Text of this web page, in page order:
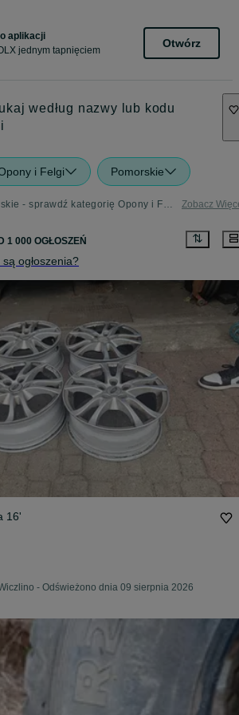
aplikacji
jednym tapnięciem
Otwórz
według nazwy lub kodu
i Felgi Pomorskie
Opony i felgi - Pomorskie - sprawdź kategorię Opony i Felgi Zobacz
1 000 OGŁOSZEŃ
ogłoszenia?
16'
- Odświeżono dnia 09 sierpnia 2026